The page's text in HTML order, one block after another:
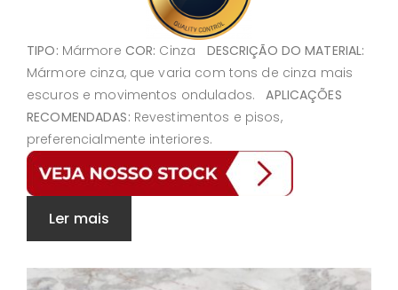
TIPO: Mármore COR: Cinza DESCRIÇÃO DO MATERIAL:
Mármore cinza, que varia com tons de cinza mais
escuros e movimentos ondulados.APLICAÇÕES
RECOMENDADAS: Revestimentos e pisos,
preferencialmente interiores.
Ler mais